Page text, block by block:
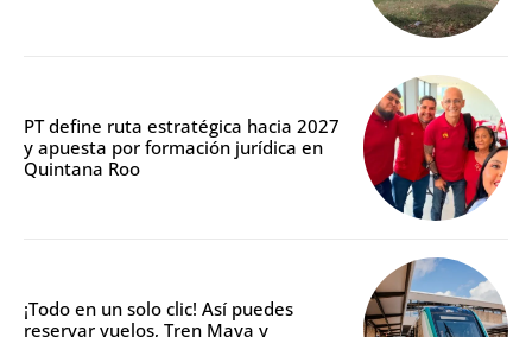
PT define ruta estratégica hacia 2027
y apuesta por formación jurídica en
Quintana Roo
¡Todo en un solo clic! Así puedes
reservar vuelos, Tren Maya y